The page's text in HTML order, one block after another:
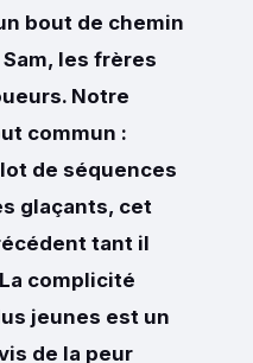
bout de chemin
les frères
Notre
commun :
de séquences
glaçants, cet
tant il
complicité
jeunes est un
de la peur